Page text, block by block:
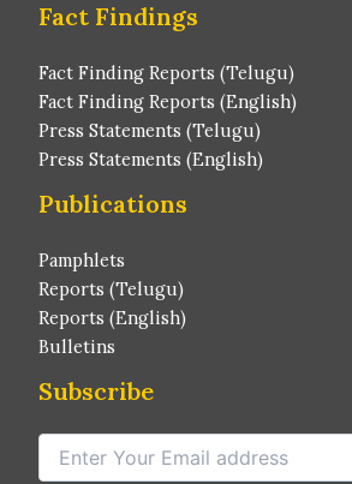
Fact Findings
Fact Finding Reports (Telugu)
Fact Finding Reports (English)
Press Statements (Telugu)
Press Statements (English)
Publications
Pamphlets
Reports (Telugu)
Reports (English)
Bulletins
Subscribe